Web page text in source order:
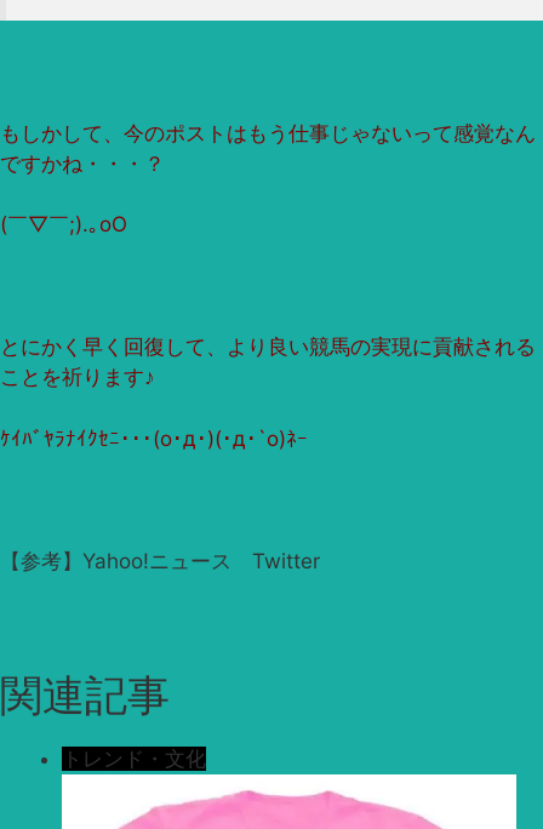
もしかして、今のポストはもう仕事じゃないって感覚なん
ですかね・・・？
(￣▽￣;).｡oO
とにかく早く回復して、より良い競馬の実現に貢献される
ことを祈ります♪
ｹｲﾊﾞﾔﾗﾅｲｸｾﾆ･･･(ο･д･)(･д･`ο)ﾈｰ
【参考】Yahoo!ニュース Twitter
関連記事
トレンド・文化